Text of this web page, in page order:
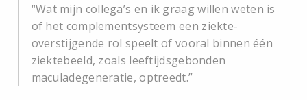
Wat mijn collega’s en ik graag willen weten is
of het complementsysteem een ziekte-
overstijgende rol speelt of vooral binnen één
ziektebeeld, zoals leeftijdsgebonden
maculadegeneratie, optreedt.